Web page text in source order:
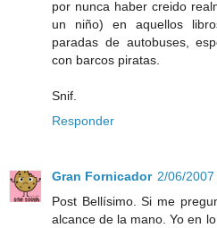
por nunca haber creido
un niño) en aquellos
paradas de autobuses,
con barcos piratas.
Snif.
Responder
Gran Fornicador 2/06/2007
Post Bellísimo. Si me
alcance de la mano. Yo en